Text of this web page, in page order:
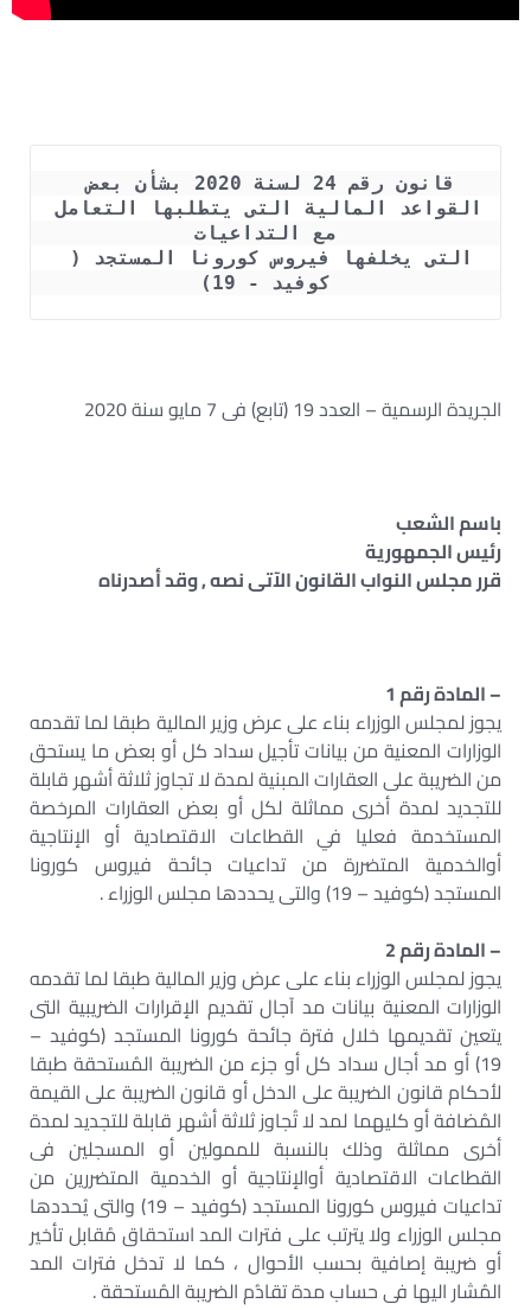
قانون رقم 24 لسنة 2020 بشأن بعض
القواعد المالية التى يتطلبها التعامل
مع التداعيات
كوفيد - 19)
الجريدة الرسمية – العدد 19 (تابع) فى 7 مايو سنة 2020
باسم الشعب
رئيس الجمهورية
قرر مجلس النواب القانون الآتى نصه , وقد أصدرناه
– المادة رقم 1
يجوز لمجلس الوزراء بناء على عرض وزير المالية طبقا لما تقدمه
الوزارات المعنية من بيانات تأجيل سداد كل أو بعض ما يستحق
من الضريبة على العقارات المبنية لمدة لا تجاوز ثلاثة أشهر قابلة
للتجديد لمدة أخرى مماثلة لكل أو بعض العقارات المرخصة
المستخدمة فعليا في القطاعات الاقتصادية أو الإنتاجية
أوالخدمية المتضررة من تداعیات جائحة فیروس کورونا
المستجد (كوفيد – 19) والتی يحددها مجلس الوزراء .
– المادة رقم 2
يجوز لمجلس الوزراء بناء علی عرض وزير المالية طبقا لما تقدمه
الوزارات المعنية بيانات مد آجال تقديم الإقرارات الضريبية التى
يتعين تقديمها خلال فترة جائحة كورونا المستجد (كوفيد –
19) أو مد أجال سداد كل أو جزء من الضريبة المُستحقة طبقا
لأحكام قانون الضريبة على الدخل أو قانون الضريبة على القيمة
المُضافة أو كليهما لمد لا تُجاوز ثلاثة أشهر قابلة للتجديد لمدة
أخری مماثلة وذلك بالنسبة للممولين أو المسجلين فى
القطاعات الاقتصادية أوالإنتاجية أو الخدمية المتضررين من
تداعیات فیروس کورونا المستجد (كوفيد – 19) والتى يُحددها
مجلس الوزراء ولا يترتب علی فترات المد استحقاق مُقابل تأخير
أو ضريبة إصافية بحسب الأحوال ، كما لا تدخل فترات المد
المُشار اليها فى حساب مدة تقادُم الضريبة المُستحقة .